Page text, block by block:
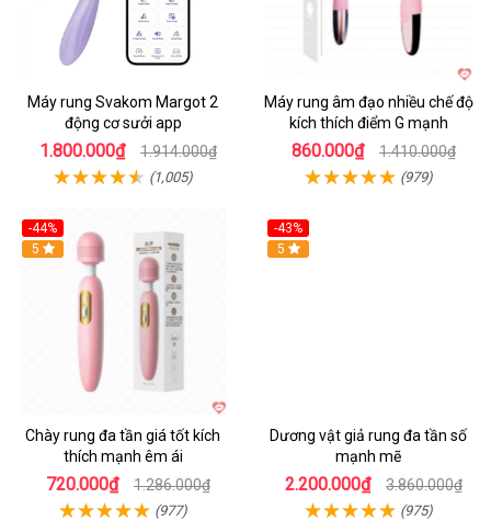
Máy rung Svakom Margot 2
động cơ sưởi app
1.800.000₫ 1.914.000₫
(1,005)
Máy rung âm đạo nhiều chế độ
kích thích điểm G mạnh
860.000₫ 1.410.000₫
(979)
-44%
Hot
5
Chày rung đa tần giá tốt kích
thích mạnh êm ái
720.000₫ 1.286.000₫
(977)
-43%
Hot
5
Dương vật giả rung đa tần số
mạnh mẽ
2.200.000₫ 3.860.000₫
(975)